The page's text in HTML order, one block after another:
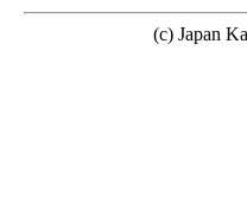
(c) Japan